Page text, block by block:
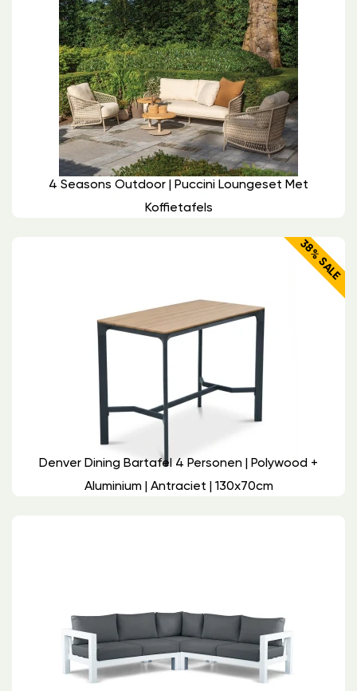
4 Seasons Outdoor | Puccini Loungeset Met
Koffietafels
38% SALE
Denver Dining Bartafel 4 Personen | Polywood +
Aluminium | Antraciet | 130x70cm